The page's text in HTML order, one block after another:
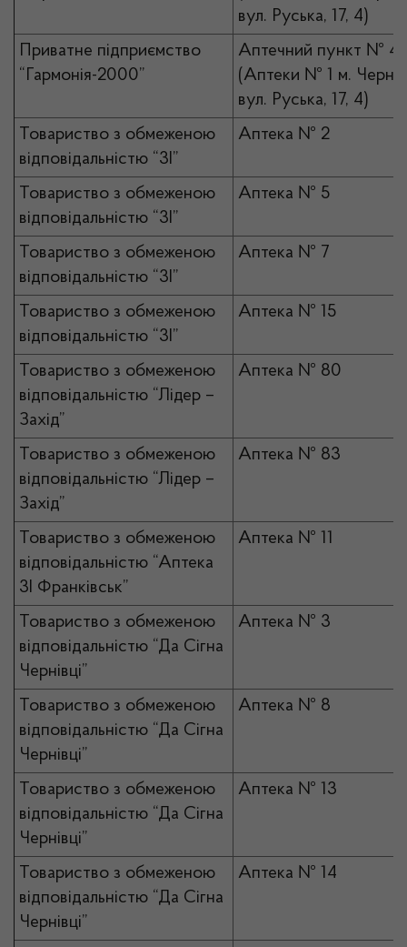
вул. Руська, 17, 4)
Приватне підприємство
“Гармонія-2000”
Аптечний пункт № 4
(Аптеки № 1 м.
вул. Руська, 17, 4)
Товариство з обмеженою
відповідальністю “3І”
Аптека № 2
Товариство з обмеженою
відповідальністю “3І”
Аптека № 5
Товариство з обмеженою
відповідальністю “3І”
Аптека № 7
Товариство з обмеженою
відповідальністю “3І”
Аптека № 15
Товариство з обмеженою
відповідальністю “Лідер –
Захід”
Аптека № 80
Товариство з обмеженою
відповідальністю “Лідер –
Захід”
Аптека № 83
Товариство з обмеженою
відповідальністю “Аптека
3І Франківськ”
Аптека № 11
Товариство з обмеженою
відповідальністю “Да Сігна
Чернівці”
Аптека № 3
Товариство з обмеженою
відповідальністю “Да Сігна
Чернівці”
Аптека № 8
Товариство з обмеженою
відповідальністю “Да Сігна
Чернівці”
Аптека № 13
Товариство з обмеженою
відповідальністю “Да Сігна
Чернівці”
Аптека № 14